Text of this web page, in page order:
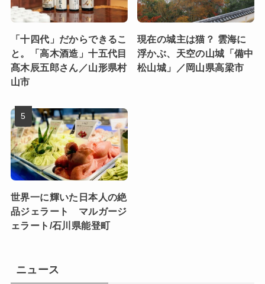
「十四代」だからできるこ
と。「高木酒造」十五代目
髙木辰五郎さん／山形県村
山市
現在の城主は猫？ 雲海に
浮かぶ、天空の山城「備中
松山城」／岡山県高梁市
世界一に輝いた日本人の絶
品ジェラート マルガージ
ェラート/石川県能登町
ニュース